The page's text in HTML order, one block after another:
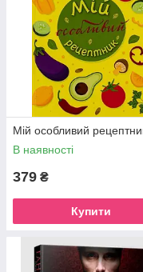
Мій особливий
В наявності
379 ₴
Купити